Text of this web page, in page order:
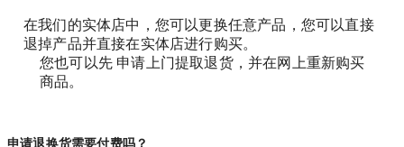
在我们的实体店中，您可以更换任意产品，您可以直接
退掉产品并直接在实体店进行购买。
您也可以先 申请上门提取退货，并在网上重新购买
商品。
申请退换货需要付费吗？